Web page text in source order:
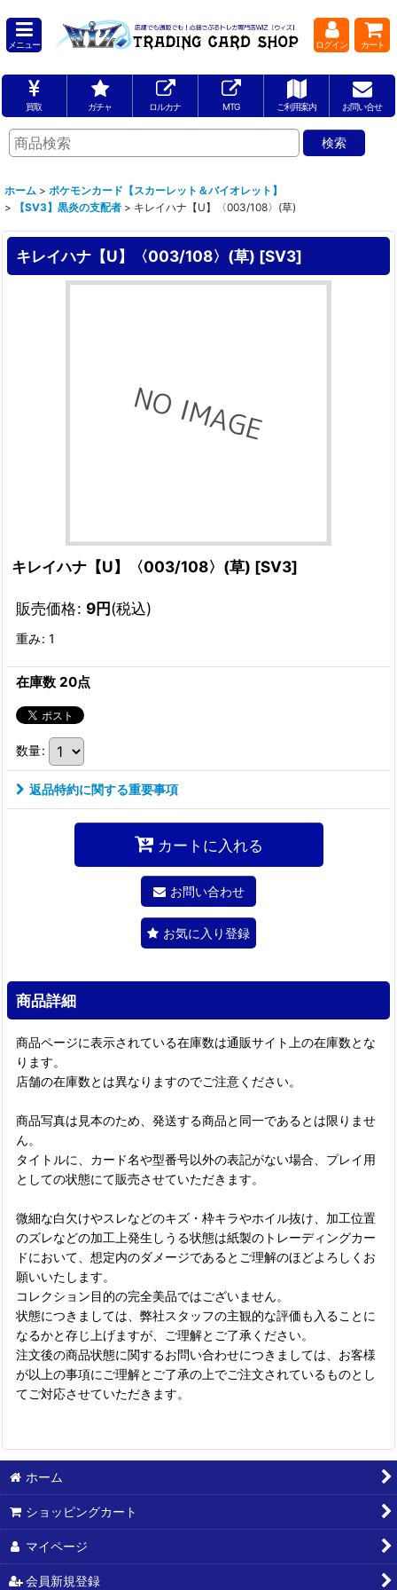
メニュー ログイン カート
買取 ガチャ ロルカナ MTG ご利用案内 お問い合せ
ホーム > ポケモンカード【スカーレット＆バイオレット】
>
【SV3】黒炎の支配者 > キレイハナ【U】〈003/108〉(草)
キレイハナ【U】〈003/108〉(草) [SV3]
キレイハナ【U】〈003/108〉(草) [SV3]
販売価格: 9円(税込)
重み: 1
在庫数 20点
数量:
返品特約に関する重要事項
カートに入れる
お問い合わせ
お気に入り登録
商品詳細
商品ページに表示されている在庫数は通販サイト上の在庫数とな
ります。
店舗の在庫数とは異なりますのでご注意ください。
商品写真は見本のため、発送する商品と同一であるとは限りませ
ん。
タイトルに、カード名や型番号以外の表記がない場合、プレイ用
としての状態にて販売させていただきます。
微細な白欠けやスレなどのキズ・枠キラやホイル抜け、加工位置
のズレなどの加工上発生しうる状態は紙製のトレーディングカー
ドにおいて、想定内のダメージであるとご理解のほどよろしくお
願いいたします。
コレクション目的の完全美品ではございません。
状態につきましては、弊社スタッフの主観的な評価も入ることに
なるかと存じ上げますが、ご理解とご了承ください。
注文後の商品状態に関するお問い合わせにつきましては、お客様
が以上の事項にご理解とご了承の上でご注文されているものとし
てご対応させていただきます。
ホーム
ショッピングカート
マイページ
会員新規登録